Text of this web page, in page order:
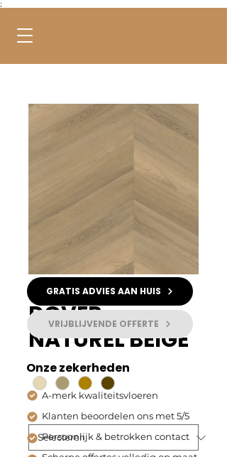
;
DOVER
NATUREL BEIGE
Kleur
Type PVC
GRATIS ADVIES AAN HUIS
VRIJBLIJVENDE OFFERTE
Onze zekerheden
A-merk kwaliteitsvloeren
Klanten beoordelen ons met 5/5
Persoonlijk & betrokken contact